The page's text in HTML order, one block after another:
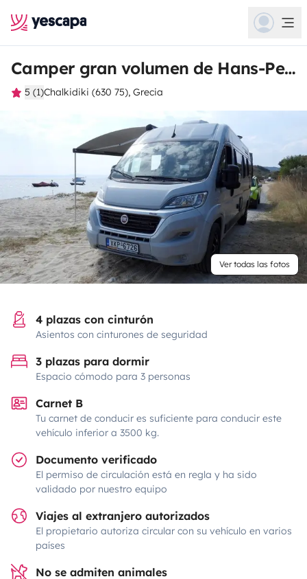
Camper gran volumen de Hans-Peter
5 (1)Chalkidiki (630 75), Grecia
Ver todas las fotos
4 plazas con cinturón
Asientos con cinturones de seguridad
3 plazas para dormir
Espacio cómodo para 3 personas
Carnet B
Tu carnet de conducir es suficiente para conducir este
vehículo inferior a 3500 kg.
Documento verificado
El permiso de circulación está en regla y ha sido
validado por nuestro equipo
Viajes al extranjero autorizados
El propietario autoriza circular con su vehículo en varios
países
No se admiten animales